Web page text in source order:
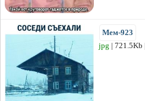
Мем-923
jpg | 721.5Kb